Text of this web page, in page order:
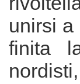
unirsi a
finita